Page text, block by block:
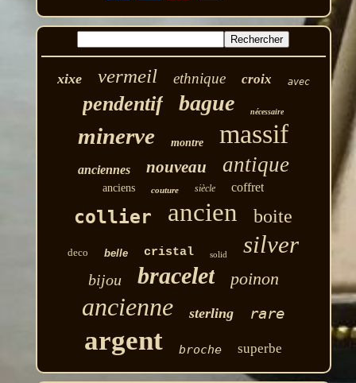
xixe vermeil ethnique croix avec
pendentif bague nécessaire
minerve montre massif
anciennes nouveau antique
anciens couture siècle coffret
collier ancien boite
deco belle cristal solid silver
bijou bracelet poinon
ancienne sterling rare
argent broche superbe